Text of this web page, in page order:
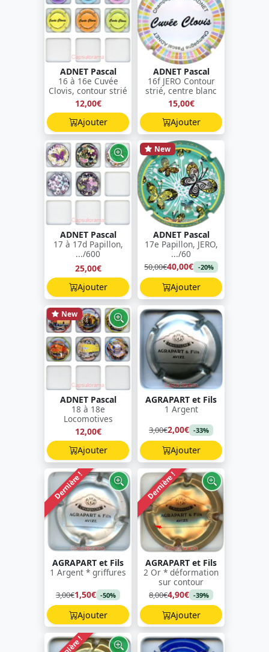
ADNET Pascal
16 à 16e Cuvée
Clovis, contour strié
12,00€
Ajouter
ADNET Pascal
16f JERO Contour
strié, centre blanc
15,00€
Ajouter
ADNET Pascal
17 à 17d Papillon,
.../600
25,00€
Ajouter
New
ADNET Pascal
17e Papillon, JERO,
.../60
50,00€40,00€ -20%
Ajouter
New
ADNET Pascal
18 à 18e
Locomotives
12,00€
Ajouter
AGRAPART et Fils
1 Argent
3,00€2,00€ -33%
Ajouter
Dernière !
AGRAPART et Fils
1 Argent * griffures
3,00€1,50€ -50%
Ajouter
Dernière !
AGRAPART et Fils
2 Or * déformation
sur contour
8,00€4,90€ -39%
Ajouter